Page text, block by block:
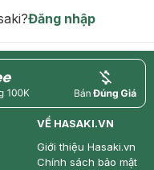
Đăng nhập
price
VỀ HASAKI.VN
Giới thiệu Hasaki.vn
Chính sách bảo mật